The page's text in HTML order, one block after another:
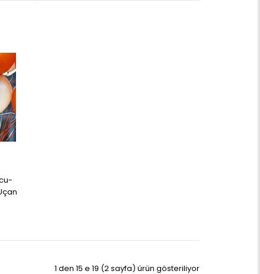
1 den 15 e 19 (2 sayfa) ürün gösteriliyor